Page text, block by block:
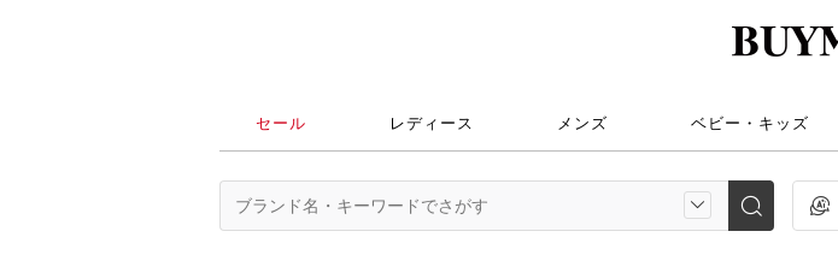
セール レディース メンズ ベビー・キッズ